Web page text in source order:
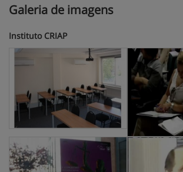
Galeria de imagens
Instituto CRIAP